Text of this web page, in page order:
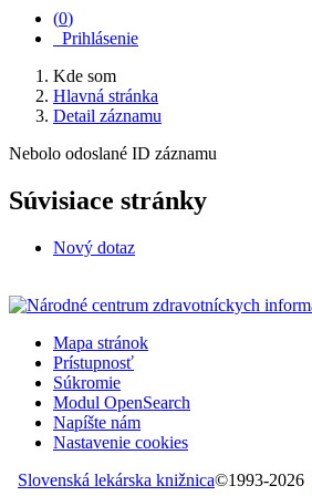
(0)
Prihlásenie
Kde som
Hlavná stránka
Detail záznamu
Nebolo odoslané ID záznamu
Súvisiace stránky
Nový dotaz
Mapa stránok
Prístupnosť
Súkromie
Modul OpenSearch
Napíšte nám
Nastavenie cookies
Slovenská lekárska knižnica©1993-2026